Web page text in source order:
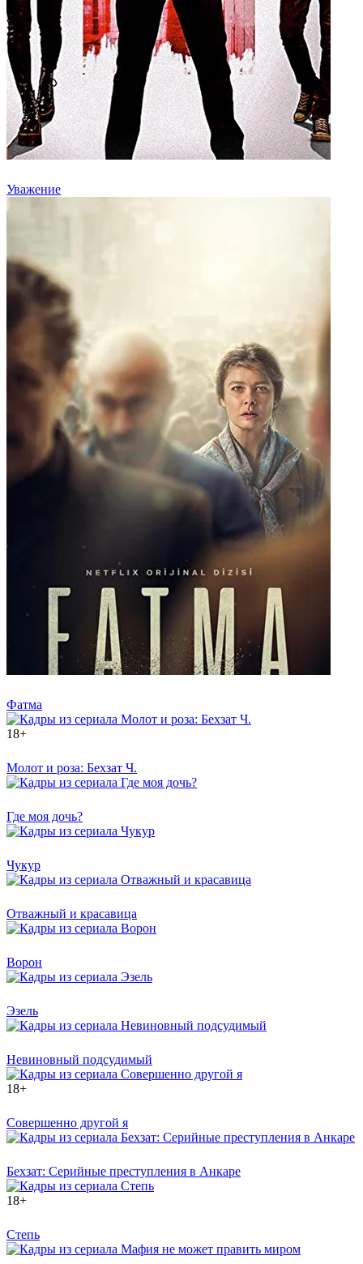
Уважение
Фатма
18+
Молот и роза: Бехзат Ч.
Где моя дочь?
Чукур
Отважный и красавица
Ворон
Эзель
Невиновный подсудимый
18+
Совершенно другой я
Бехзат: Серийные преступления в Анкаре
18+
Степь